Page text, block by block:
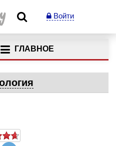
Войти
ГЛАВНОЕ